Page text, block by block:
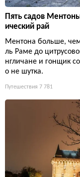
Пять садов
ический рай
Ментона больше,
ль Раме до
нгличане и гонщик
о не шутка.
Путешествия 7 781